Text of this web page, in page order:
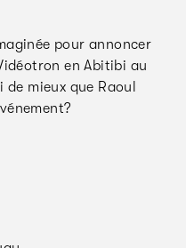
pour annoncer
en Abitibi au
mieux que Raoul